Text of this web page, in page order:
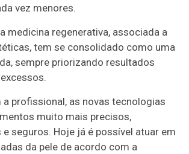
vez menores.
medicina regenerativa, associada a
tem se consolidado como uma
sempre priorizando resultados
a profissional, as novas tecnologias
muito mais precisos,
seguros. Hoje já é possível atuar em
da pele de acordo com a